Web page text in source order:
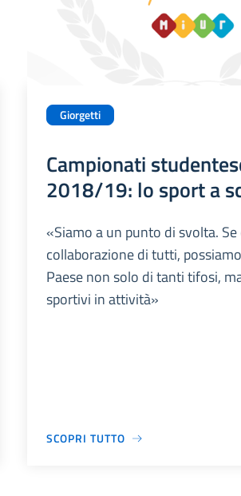
Giorgetti
Campionati
2018/19: lo sport a
«Siamo a un punto di svolta. Se
collaborazione di tutti,
Paese non solo di tanti tifosi,
sportivi in attività»
SCOPRI TUTTO